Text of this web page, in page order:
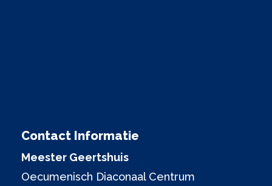
Contact Informatie
Meester Geertshuis
Oecumenisch Diaconaal Centrum